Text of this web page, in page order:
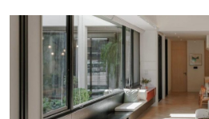
ก็สามารถที่จะสแกน QR code […]
ชีวิตของผู้อยู่อาศัย ให้รู้สึกได้ทั้งคว
DESIGNER DIRECTORYออก
บ้านคอนกรีตเปลือย หลังนี้ คือส่วน
Yellow Submarine Coffee
ซ่อนตัวอยู่ท่ามกลางเนินดินสูงต่ำบ